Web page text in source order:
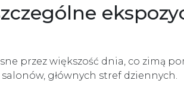
przez większość dnia, co zimą
głównych stref dziennych.